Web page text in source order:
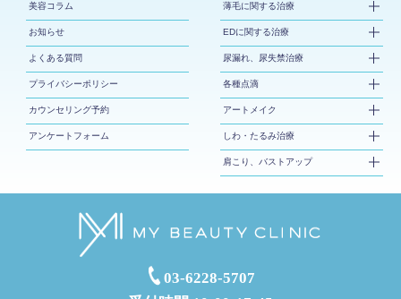
美容コラム
お知らせ
よくある質問
プライバシーポリシー
カウンセリング予約
アンケートフォーム
薄毛に関する治療
EDに関する治療
尿漏れ、尿失禁治療
各種点滴
アートメイク
しわ・たるみ治療
肩こり、バストアップ
03-6228-5707